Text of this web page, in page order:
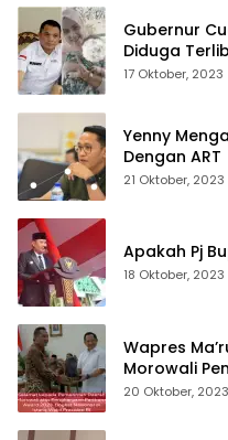
Gubernur Cudy : Dua Pejabat
Diduga
Non Job
17 Oktober, 2023
Yenny
Dengan ART
21 Oktober, 2023
Apakah Pj
18 Oktober, 2023
Wapres
Morowali
20 Oktober, 2023